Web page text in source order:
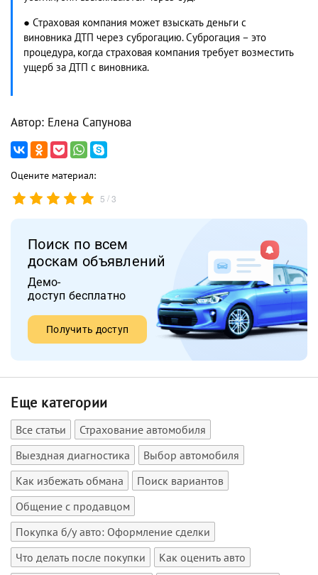
● Страховая компания может взыскать деньги с
виновника ДТП через суброгацию. Суброгация – это
процедура, когда страховая компания требует возместить
ущерб за ДТП с виновника.
Автор: Елена Сапунова
Оцените материал:
5 /3
Поиск по всем
доскам объявлений
Демо-
доступ бесплатно
Получить доступ
Еще категории
Все статьи
Страхование автомобиля
Выездная диагностика
Выбор автомобиля
Как избежать обмана
Поиск вариантов
Общение с продавцом
Покупка б/у авто: Оформление сделки
Что делать после покупки
Как оценить авто